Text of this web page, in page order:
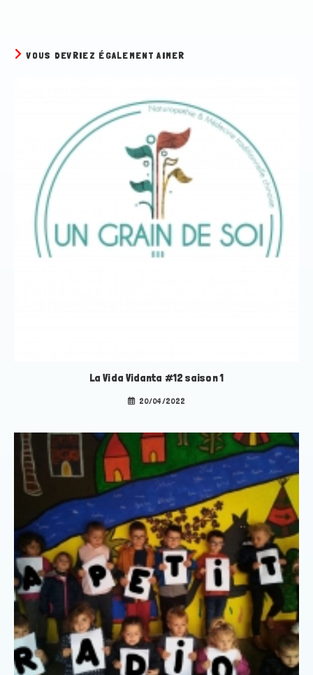
VOUS DEVRIEZ ÉGALEMENT AIMER
La Vida Vidanta #12 saison 1
20/04/2022